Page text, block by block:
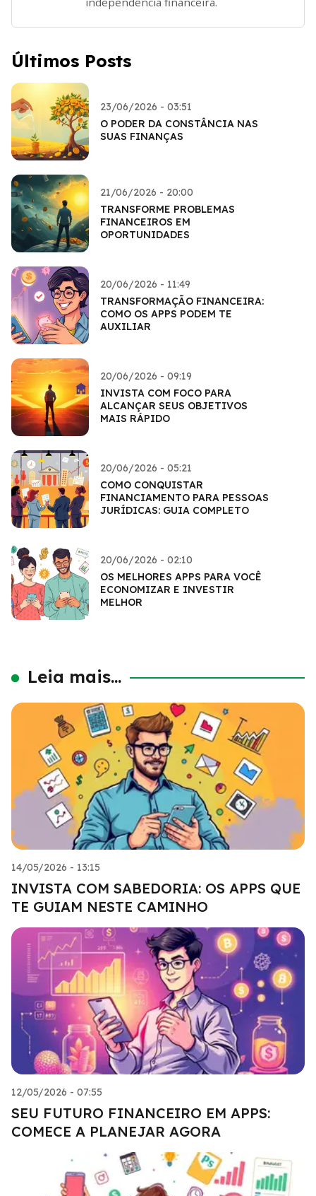
Últimos Posts
23/06/2026 - 03:51
O PODER DA CONSTÂNCIA NAS
SUAS FINANÇAS
21/06/2026 - 20:00
TRANSFORME PROBLEMAS
FINANCEIROS EM
OPORTUNIDADES
20/06/2026 - 11:49
TRANSFORMAÇÃO FINANCEIRA:
COMO OS APPS PODEM TE
AUXILIAR
20/06/2026 - 09:19
INVISTA COM FOCO PARA
ALCANÇAR SEUS OBJETIVOS
MAIS RÁPIDO
20/06/2026 - 05:21
COMO CONQUISTAR
FINANCIAMENTO PARA PESSOAS
JURÍDICAS: GUIA COMPLETO
20/06/2026 - 02:10
OS MELHORES APPS PARA VOCÊ
ECONOMIZAR E INVESTIR
MELHOR
Leia mais...
14/05/2026 - 13:15
INVISTA COM SABEDORIA: OS APPS QUE
TE GUIAM NESTE CAMINHO
12/05/2026 - 07:55
SEU FUTURO FINANCEIRO EM APPS:
COMECE A PLANEJAR AGORA